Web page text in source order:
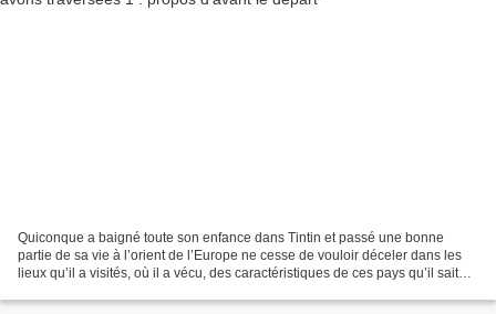
Quiconque a baigné toute son enfance dans Tintin et passé une bonne
partie de sa vie à l’orient de l’Europe ne cesse de vouloir déceler dans les
lieux qu’il a visités, où il a vécu, des caractéristiques de ces pays qu’il sait